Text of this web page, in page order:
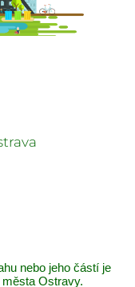
nebo jeho částí je
Ostravy.